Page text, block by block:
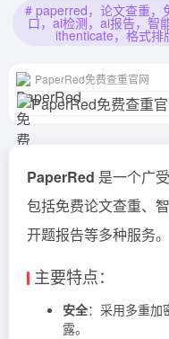
# paperred，论文查重，
口，ai检测，ai报告，智
ithenticate，格式排
PaperRed免费查重官网
PaperRed 是一个广
包括免费论文查重、
开题报告等多种服务。
主要特点：
安全：采用多重加
露。